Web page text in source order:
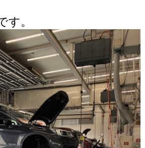
す。